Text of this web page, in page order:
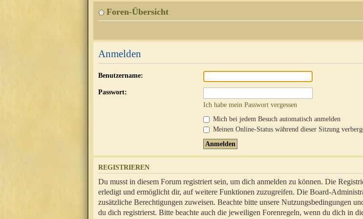
Foren-Übersicht
Anmelden
Benutzername:
Passwort:
Ich habe mein Passwort vergessen
Mich bei jedem Besuch automatisch anmelden
Meinen Online-Status während dieser Sitzung
REGISTRIEREN
Du musst in diesem Forum registriert sein, um dich anmelden zu können. Die
erledigt und ermöglicht dir, auf weitere Funktionen zuzugreifen. Die Board-
zusätzliche Berechtigungen zuweisen. Beachte bitte unsere Nutzungsbedingungen
du dich registrierst. Bitte beachte auch die jeweiligen Forenregeln, wenn du dich in